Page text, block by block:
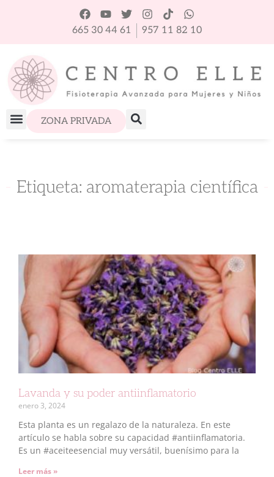
665 30 44 61 957 11 82 10
ZONA PRIVADA
Etiqueta: aromaterapia científica
Lavanda y su poder antiinflamatorio
enero 3, 2024
Esta planta es un regalazo de la naturaleza. En este
artículo se habla sobre su capacidad #antiinflamatoria.
Es un #aceiteesencial muy versátil, buenísimo para la
Leer más »